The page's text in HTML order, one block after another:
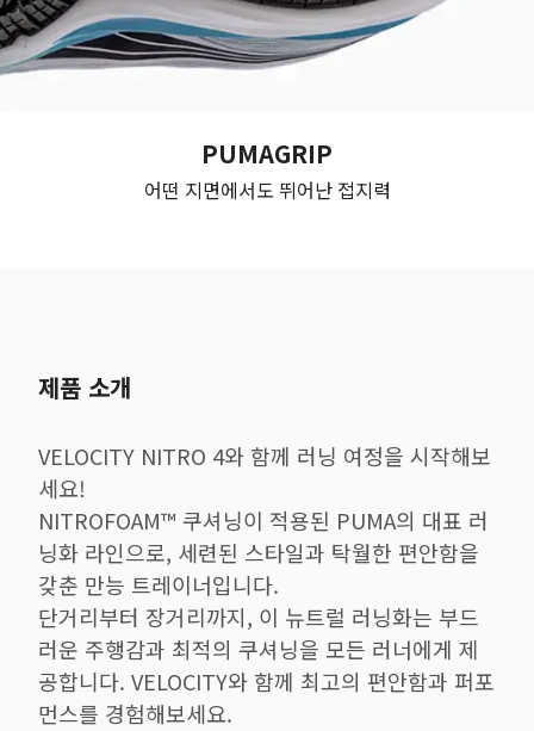
PUMAGRIP
어떤 지면에서도 뛰어난 접지력
제품 소개
VELOCITY NITRO 4와 함께 러닝 여정을 시작해보
세요!
NITROFOAM™ 쿠셔닝이 적용된 PUMA의 대표 러
닝화 라인으로, 세련된 스타일과 탁월한 편안함을
갖춘 만능 트레이너입니다.
단거리부터 장거리까지, 이 뉴트럴 러닝화는 부드
러운 주행감과 최적의 쿠셔닝을 모든 러너에게 제
공합니다. VELOCITY와 함께 최고의 편안함과 퍼포
먼스를 경험해보세요.